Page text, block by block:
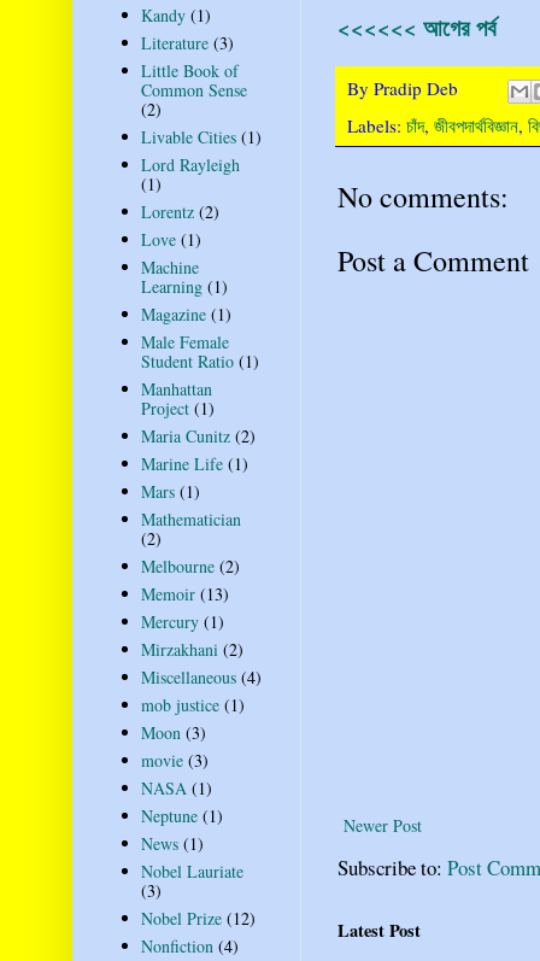
<<<<<< আগের পর্ব
By Pradip Deb
Labels: চাঁদ, জীবপদার্থবিজ্ঞান,
No comments:
Post a Comment
Newer Post
Subscribe to: Post
Latest Post
Kandy (1)
Literature (3)
Little Book of
Common Sense
(2)
Livable Cities (1)
Lord Rayleigh
(1)
Lorentz (2)
Love (1)
Machine
Learning (1)
Magazine (1)
Male Female
Student Ratio (1)
Manhattan
Project (1)
Maria Cunitz (2)
Marine Life (1)
Mars (1)
Mathematician
(2)
Melbourne (2)
Memoir (13)
Mercury (1)
Mirzakhani (2)
Miscellaneous (4)
mob justice (1)
Moon (3)
movie (3)
NASA (1)
Neptune (1)
News (1)
Nobel Lauriate
(3)
Nobel Prize (12)
Nonfiction (4)